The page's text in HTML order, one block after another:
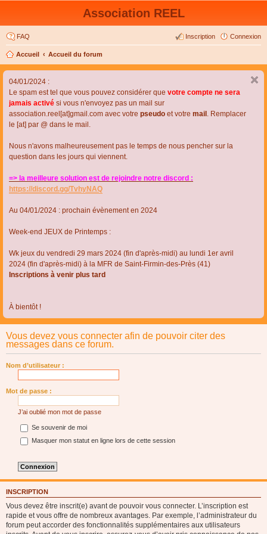
Association REEL
FAQ Connexion
Inscription
Accueil Accueil du forum
04/01/2024 :
Le spam est tel que vous pouvez considérer que votre compte ne sera
jamais activé si vous n'envoyez pas un mail sur
association.reel[at]gmail.com avec votre pseudo et votre mail . Remplacer
le [at] par @ dans le mail.
Nous n'avons malheureusement pas le temps de nous pencher sur la
question dans les jours qui viennent.
=> la meilleure solution est de rejoindre notre discord :
https://discord.gg/TvhyNAQ
Au 04/01/2024 : prochain évènement en 2024
Week-end JEUX de Printemps :
Wk jeux du vendredi 29 mars 2024 (fin d'après-midi) au lundi 1er avril
2024 (fin d'après-midi) à la MFR de Saint-Firmin-des-Près (41)
Inscriptions à venir plus tard
À bientôt !
Vous devez vous connecter afin de pouvoir citer des
messages dans ce forum.
Nom d’utilisateur :
Mot de passe :
J’ai oublié mon mot de passe
Se souvenir de moi
Masquer mon statut en ligne lors de cette session
INSCRIPTION
Vous devez être inscrit(e) avant de pouvoir vous connecter. L’inscription est
rapide et vous offre de nombreux avantages. Par exemple, l’administrateur du
forum peut accorder des fonctionnalités supplémentaires aux utilisateurs